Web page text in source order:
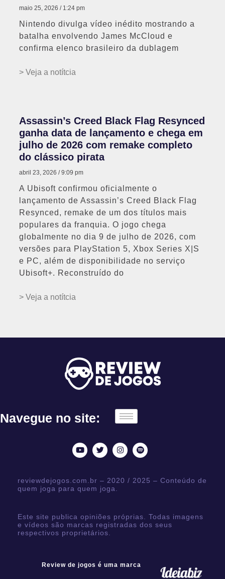
maio 25, 2026 1:24 pm
Nintendo divulga vídeo inédito mostrando a
batalha envolvendo James McCloud e
confirma elenco brasileiro da dublagem
> Veja a notítcia
Assassin’s Creed Black Flag Resynced
ganha data de lançamento e chega em
julho de 2026 com remake completo
do clássico pirata
abril 23, 2026 9:09 pm
A Ubisoft confirmou oficialmente o
lançamento de Assassin’s Creed Black Flag
Resynced, remake de um dos títulos mais
populares da franquia. O jogo chega
globalmente no dia 9 de julho de 2026, com
versões para PlayStation 5, Xbox Series X|S
e PC, além de disponibilidade no serviço
Ubisoft+. Reconstruído do
> Veja a notítcia
Navegue no site:
reviewdejogos.com.br – 2020 / 2025 – Conteúdo de
quem joga para quem joga.
Este site publica opiniões próprias. Todas imagens
e vídeos são marcas registradas dos seus
respectivos proprietários.
Review de jogos é uma marca